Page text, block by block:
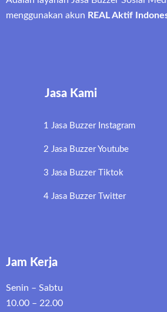
menggunakan akun REAL Aktif
Jasa Kami
1 Jasa Buzzer Instagram
2 Jasa Buzzer Youtube
3 Jasa Buzzer Tiktok
4 Jasa Buzzer Twitter
Jam Kerja
Senin –
10.00 – 22.00